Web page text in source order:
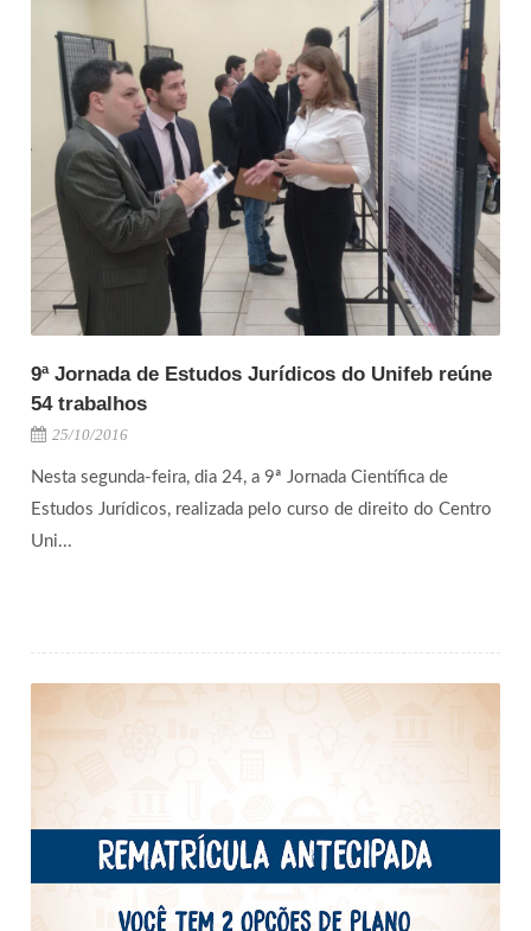
9ª Jornada de Estudos Jurídicos do Unifeb reúne
54 trabalhos
25/10/2016
Nesta segunda-feira, dia 24, a 9ª Jornada Científica de
Estudos Jurídicos, realizada pelo curso de direito do Centro
Uni...